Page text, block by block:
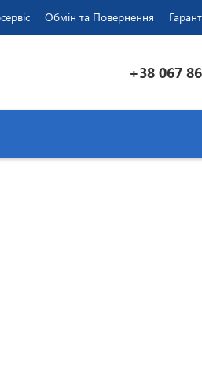
Обмін та Повернення
+38 067